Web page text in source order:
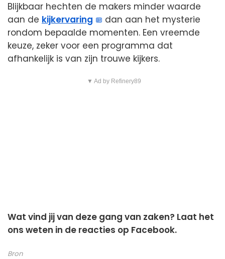
Blijkbaar hechten de makers minder waarde
aan de kijkervaring
dan aan het mysterie
rondom bepaalde momenten. Een vreemde
keuze, zeker voor een programma dat
afhankelijk is van zijn trouwe kijkers.
▼ Ad by Refinery89
Wat vind jij van deze gang van zaken? Laat het
ons weten in de reacties op Facebook.
Bron